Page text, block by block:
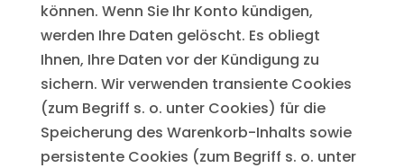
können. Wenn Sie Ihr Konto kündigen,
werden Ihre Daten gelöscht. Es obliegt
Ihnen, Ihre Daten vor der Kündigung zu
sichern. Wir verwenden transiente Cookies
(zum Begriff s. o. unter Cookies) für die
Speicherung des Warenkorb-Inhalts sowie
persistente Cookies (zum Begriff s. o. unter